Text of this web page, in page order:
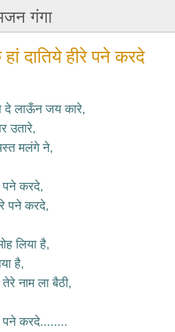
गंगा
दातिये हीरे पने करदे
दे लाऊँन जय कारे,
उतारे,
मलंगे ने,
पने करदे,
पने करदे,
लिया है,
है,
नाम ला बैठी,
पने करदे........